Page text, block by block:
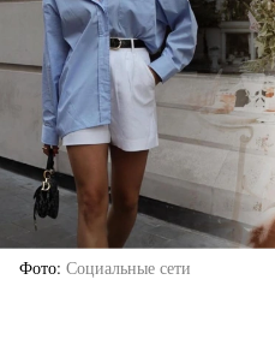
Фото Социальные сети